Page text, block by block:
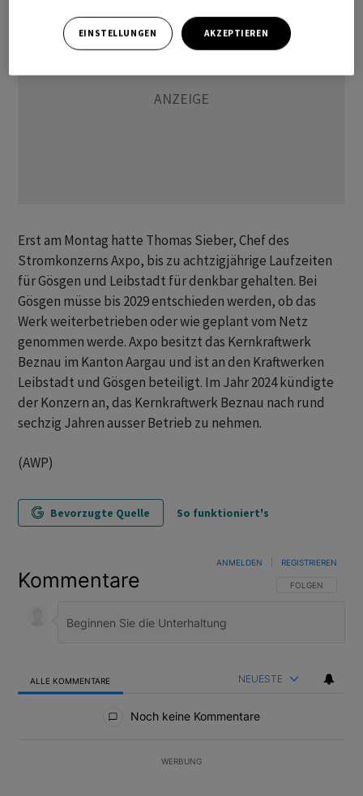
Erst am Montag hatte Thomas Sieber, Chef des
Stromkonzerns Axpo, bis zu achtzigjährige Laufzeiten
für Gösgen und Leibstadt für denkbar gehalten. Bei
Gösgen müsse bis 2029 entschieden werden, ob das
Werk weiterbetrieben oder wie geplant vom Netz
genommen werde. Axpo besitzt das Kernkraftwerk
Beznau im Kanton Aargau und ist an den Kraftwerken
Leibstadt und Gösgen beteiligt. Im Jahr 2024 kündigte
der Konzern an, das Kernkraftwerk Beznau nach rund
sechzig Jahren ausser Betrieb zu nehmen.
(AWP)
Bevorzugte Quelle So funktioniert's
Kommentare FOLGE DIESER
FOLGEN
ANMELDEN REGISTRIEREN
ALLE KOMMENTARE NEUESTE
Noch keine Kommentare
WERBUNG
EINSTELLUNGEN AKZEPTIEREN